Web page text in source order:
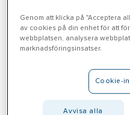
Bergen
Ahlsell Norge AS har ingått
aktier i T. Bentsen AS.
50 mNOK och 15 anställda.
Sedan tidigt 70-tal är T.
Genom att klicka på "Acceptera
av cookies på din enhet för att
webbplatsen, analysera
marknadsföringsinsatser.
Cookie-
Avvisa alla